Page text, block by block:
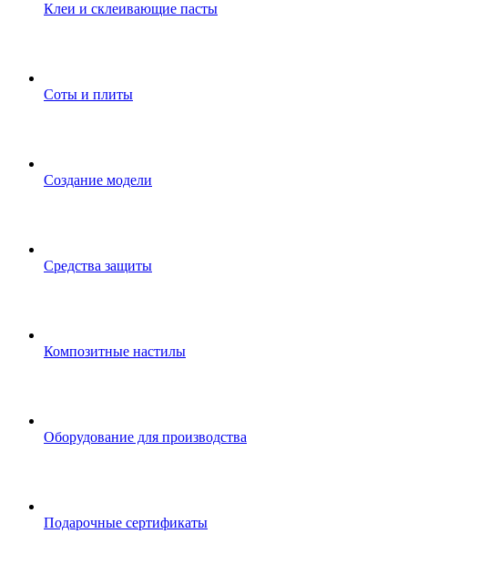
Клеи и склеивающие пасты
Соты и плиты
Создание модели
Средства защиты
Композитные настилы
Оборудование для производства
Подарочные сертификаты